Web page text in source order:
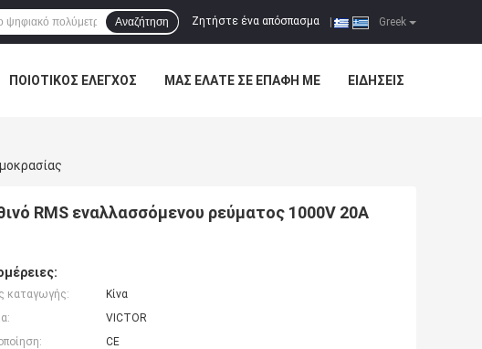
Greek
Ζητήστε ένα απόσπασμα
Αναζήτηση
ΠΟΙΟΤΙΚΌΣ ΈΛΕΓΧΟΣ ΜΑΣ ΕΛΆΤΕ ΣΕ ΕΠΑΦΉ ΜΕ ΕΙΔΉΣΕΙΣ
RMS εναλλασσόμενου ρεύματος 1000V 20A
καταγωγής:
Κίνα
VICTOR
CE